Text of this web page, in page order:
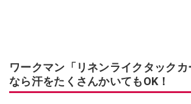
ワークマン「リネンライクタックカ
なら汗をたくさんかいてもOK！